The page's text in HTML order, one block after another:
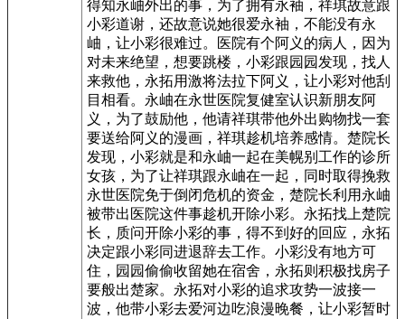
得知永岫外出的事，为了拥有永袖，祥琪故意跟
小彩道谢，还故意说她很爱永袖，不能没有永
岫，让小彩很难过。医院有个阿义的病人，因为
对未来绝望，想要跳楼，小彩跟园园发现，找人
来救他，永拓用激将法拉下阿义，让小彩对他刮
目相看。永岫在永世医院复健室认识新朋友阿
义，为了鼓励他，他请祥琪带他外出购物找一套
要送给阿义的漫画，祥琪趁机培养感情。楚院长
发现，小彩就是和永岫一起在美幌别工作的诊所
女孩，为了让祥琪跟永岫在一起，同时取得挽救
永世医院免于倒闭危机的资金，楚院长利用永岫
被带出医院这件事趁机开除小彩。永拓找上楚院
长，质问开除小彩的事，得不到好的回应，永拓
决定跟小彩同进退辞去工作。小彩没有地方可
住，园园偷偷收留她在宿舍，永拓则积极找房子
要般出楚家。永拓对小彩的追求攻势一波接一
波，他带小彩去爱河边吃浪漫晚餐，让小彩暂时